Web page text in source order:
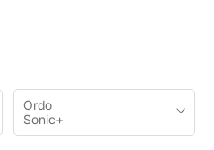
Ordo
Sonic+
Electric